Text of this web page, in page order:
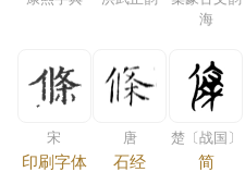
海
宋
印刷字体
唐
石经
楚〔战国〕
简